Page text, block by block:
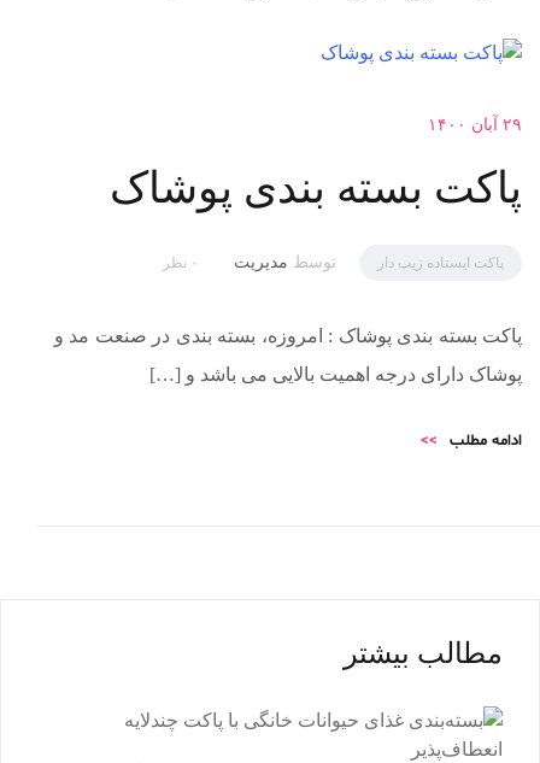
۲۹ آبان ۱۴۰۰
پاکت بسته بندی پوشاک
پاکت ایستاده زیپ دار توسط مدیریت ۰ نظر
پاکت بسته بندی پوشاک : امروزه، بسته بندی در صنعت مد و
پوشاک دارای درجه اهمیت بالایی می باشد و […]
ادامه مطلب >>
مطالب بیشتر